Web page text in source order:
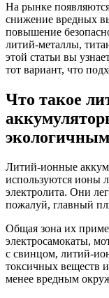
На рынке
снижение вредных
повышение
литий-металлы,
этой статьи вы
тот вариант, что
Что такое
Литий-ионные
используются ионы
электролита. Они
пожалуй, главный
Общая зона их
электросамокаты,
с свинцом, литий-
токсичных веществ
менее вредным